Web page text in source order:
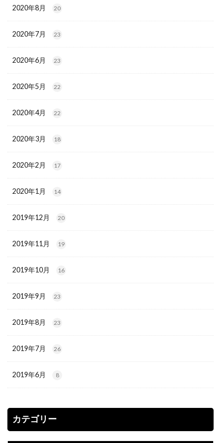
2020年8月 20
2020年7月 23
2020年6月 23
2020年5月 22
2020年4月 22
2020年3月 18
2020年2月 17
2020年1月 14
2019年12月 20
2019年11月 19
2019年10月 16
2019年9月 23
2019年8月 23
2019年7月 26
2019年6月 8
カテゴリー